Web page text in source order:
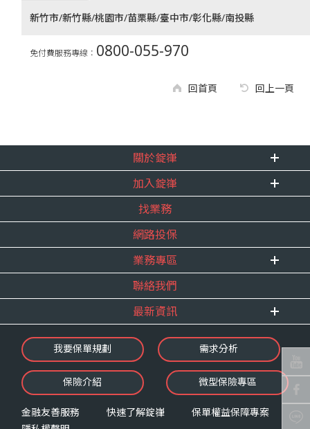
新竹市/新竹縣/桃園市/苗栗縣/臺中市/彰化縣/南投縣
免付費服務專線： 0800-055-970
回首頁 回上一頁
關於錠嵂
企業資訊
重要事跡
得獎紀錄
服務宣言
合作夥伴
加入錠嵂
內勤招聘
精英招募
年度增員計畫
找業務
網路投保
業務專區
E 線資源網
聯絡我們
最新資訊
最新消息
錠嵂焦點
影音頻道
業務資源分享
我要保單規劃 需求分析
保險介紹 微型保險專區
金融友善服務 快速了解錠嵂
保單權益保障專案